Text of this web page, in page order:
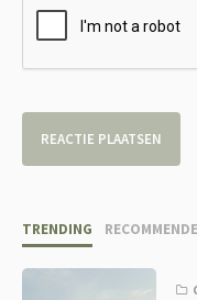
TRENDING